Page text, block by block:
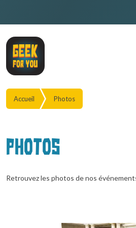
Accueil Photos
Photos
Retrouvez les photos de nos